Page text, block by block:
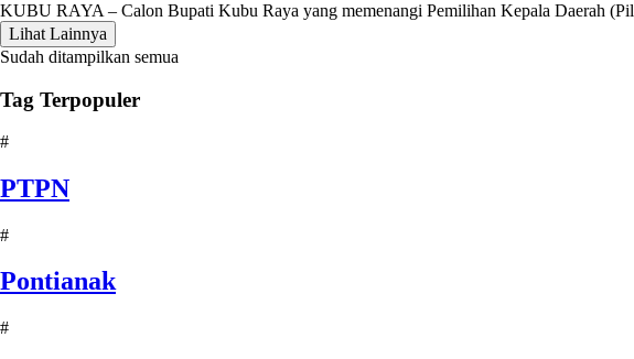
KUBU RAYA – Calon Bupati Kubu Raya yang memenangi Pemilihan Kepala Daerah
Lihat Lainnya
Sudah ditampilkan semua
Tag Terpopuler
#
PTPN
#
Pontianak
#